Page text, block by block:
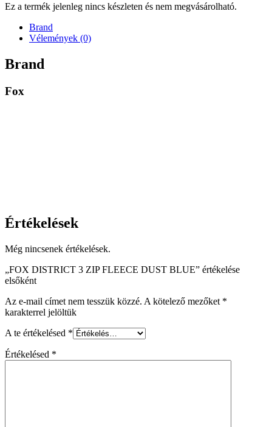
Ez a termék jelenleg nincs készleten és nem megvásárolható.
Brand
Vélemények (0)
Brand
Fox
Értékelések
Még nincsenek értékelések.
„FOX DISTRICT 3 ZIP FLEECE DUST BLUE” értékelése
elsőként
Az e-mail címet nem tesszük közzé. A kötelező mezőket *
karakterrel jelöltük
A te értékelésed *
Értékelésed *